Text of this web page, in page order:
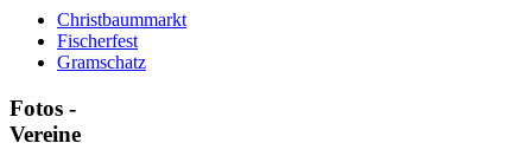
Christbaummarkt
Fischerfest
Gramschatz
Fotos -
Vereine